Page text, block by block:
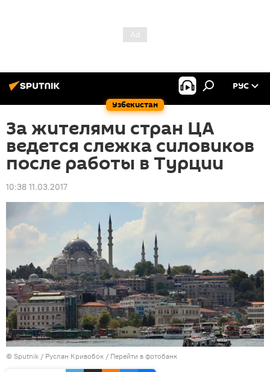
Узбекистан
РУС
За жителями стран ЦА
ведется слежка силовиков
после работы в Турции
10:38 11.03.2017
© Sputnik / Руслан Кривобок / Перейти в фотобанк